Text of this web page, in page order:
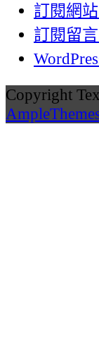
訂閱網
訂閱留
Copyright